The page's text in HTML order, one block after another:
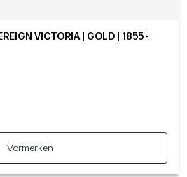
VICTORIA | GOLD | 1855 -
Vormerken